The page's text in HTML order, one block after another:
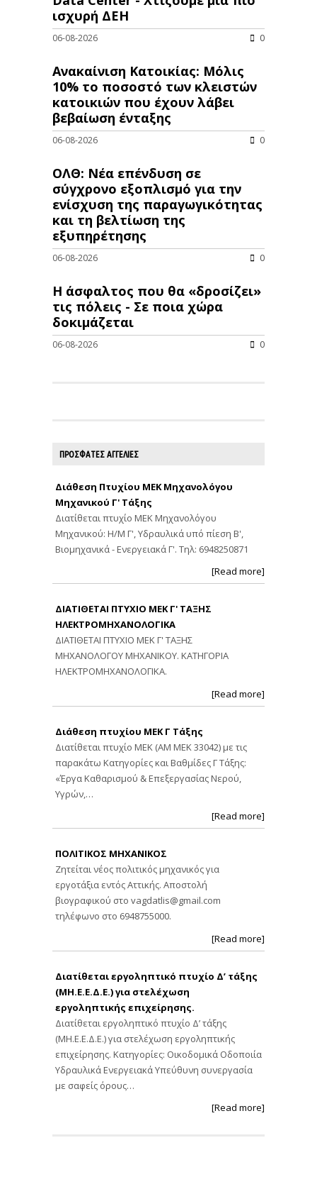
ισχυρή ΔΕΗ
06-08-2026 0
Ανακαίνιση Κατοικίας: Μόλις
10% το ποσοστό των κλειστών
κατοικιών που έχουν λάβει
βεβαίωση ένταξης
06-08-2026 0
ΟΛΘ: Νέα επένδυση σε
σύγχρονο εξοπλισμό για την
ενίσχυση της παραγωγικότητας
και τη βελτίωση της
εξυπηρέτησης
06-08-2026 0
Η άσφαλτος που θα «δροσίζει»
τις πόλεις - Σε ποια χώρα
δοκιμάζεται
06-08-2026 0
ΠΡΟΣΦΑΤΕΣ ΑΓΓΕΛΙΕΣ
Διάθεση Πτυχίου ΜΕΚ Μηχανολόγου
Μηχανικού Γ' Τάξης
Διατίθεται πτυχίο ΜΕΚ Μηχανολόγου
Μηχανικού: Η/Μ Γ', Υδραυλικά υπό πίεση Β',
Βιομηχανικά - Ενεργειακά Γ'. Τηλ: 6948250871
[Read more]
ΔΙΑΤΙΘΕΤΑΙ ΠΤΥΧΙΟ ΜΕΚ Γ' ΤΑΞΗΣ
ΗΛΕΚΤΡΟΜΗΧΑΝΟΛΟΓΙΚΑ
ΔΙΑΤΙΘΕΤΑΙ ΠΤΥΧΙΟ ΜΕΚ Γ' ΤΑΞΗΣ
ΜΗΧΑΝΟΛΟΓΟΥ ΜΗΧΑΝΙΚΟΥ. ΚΑΤΗΓΟΡΙΑ
ΗΛΕΚΤΡΟΜΗΧΑΝΟΛΟΓΙΚΑ.
[Read more]
Διάθεση πτυχίου ΜΕΚ Γ Τάξης
Διατίθεται πτυχίο ΜΕΚ (ΑΜ ΜΕΚ 33042) με τις
παρακάτω Κατηγορίες και Βαθμίδες Γ Τάξης:
«Έργα Καθαρισμού & Επεξεργασίας Νερού,
Υγρών,…
[Read more]
ΠΟΛΙΤΙΚΟΣ ΜΗΧΑΝΙΚΟΣ
Ζητείται νέος πολιτικός μηχανικός για
εργοτάξια εντός Αττικής. Αποστολή
βιογραφικού στο vagdatlis@gmail.com
τηλέφωνο στο 6948755000.
[Read more]
Διατίθεται εργοληπτικό πτυχίο Δ’ τάξης
(ΜΗ.Ε.Ε.Δ.Ε.) για στελέχωση
εργοληπτικής επιχείρησης.
Διατίθεται εργοληπτικό πτυχίο Δ’ τάξης
(ΜΗ.Ε.Ε.Δ.Ε.) για στελέχωση εργοληπτικής
επιχείρησης. Κατηγορίες: Οικοδομικά Οδοποιία
Υδραυλικά Ενεργειακά Υπεύθυνη συνεργασία
με σαφείς όρους…
[Read more]